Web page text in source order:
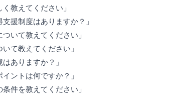
教えてください」
援制度はありますか？」
いて教えてください」
て教えてください」
ありますか？」
ントは何ですか？」
件を教えてください」